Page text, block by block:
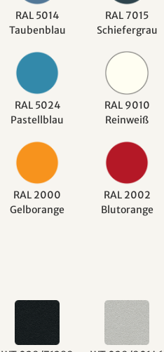
RAL 5014
Taubenblau
RAL 7015
Schiefergrau
RAL 5024
Pastellblau
RAL 9010
Reinweiß
RAL 2000
Gelborange
RAL 2002
Blutorange